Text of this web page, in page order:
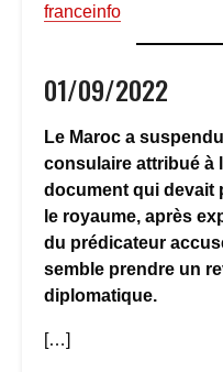
franceinfo
01/09/2022
Le Maroc a
consulaire attribué à
document qui devait
le royaume, après
du prédicateur
semble prendre un
diplomatique.
[…]